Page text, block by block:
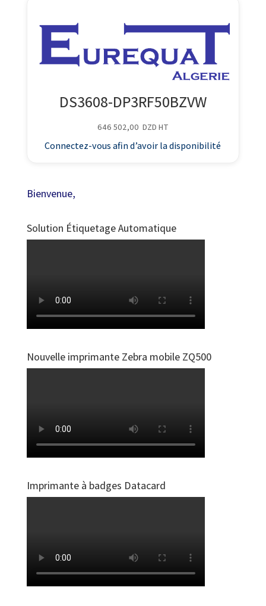
DS3608-DP3RF50BZVW
646 502,00 DZD HT
Connectez-vous afin d’avoir la disponibilité
Bienvenue,
Solution Étiquetage Automatique
Nouvelle imprimante Zebra mobile ZQ500
Imprimante à badges Datacard